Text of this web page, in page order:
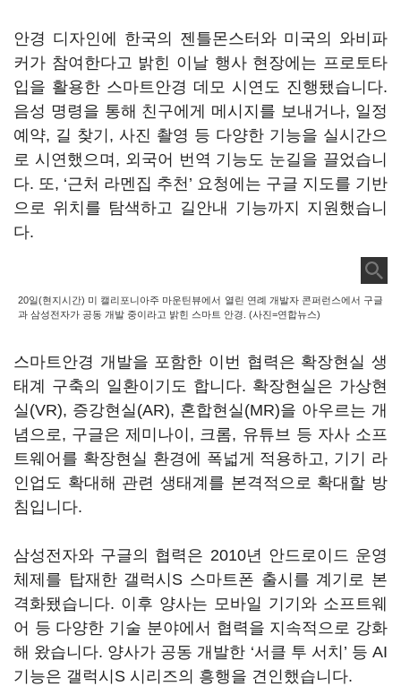
안경 디자인에 한국의 젠틀몬스터와 미국의 와비파
커가 참여한다고 밝힌 이날 행사 현장에는 프로토타
입을 활용한 스마트안경 데모 시연도 진행됐습니다.
음성 명령을 통해 친구에게 메시지를 보내거나, 일정
예약, 길 찾기, 사진 촬영 등 다양한 기능을 실시간으
로 시연했으며, 외국어 번역 기능도 눈길을 끌었습니
다. 또, ‘근처 라멘집 추천’ 요청에는 구글 지도를 기반
으로 위치를 탐색하고 길안내 기능까지 지원했습니
다.
20일(현지시간) 미 캘리포니아주 마운틴뷰에서 열린 연례 개발자 콘퍼런스에서 구글
과 삼성전자가 공동 개발 중이라고 밝힌 스마트 안경. (사진=연합뉴스)
스마트안경 개발을 포함한 이번 협력은 확장현실 생
태계 구축의 일환이기도 합니다. 확장현실은 가상현
실(VR), 증강현실(AR), 혼합현실(MR)을 아우르는 개
념으로, 구글은 제미나이, 크롬, 유튜브 등 자사 소프
트웨어를 확장현실 환경에 폭넓게 적용하고, 기기 라
인업도 확대해 관련 생태계를 본격적으로 확대할 방
침입니다.
삼성전자와 구글의 협력은 2010년 안드로이드 운영
체제를 탑재한 갤럭시S 스마트폰 출시를 계기로 본
격화됐습니다. 이후 양사는 모바일 기기와 소프트웨
어 등 다양한 기술 분야에서 협력을 지속적으로 강화
해 왔습니다. 양사가 공동 개발한 ‘서클 투 서치’ 등 AI
기능은 갤럭시S 시리즈의 흥행을 견인했습니다.